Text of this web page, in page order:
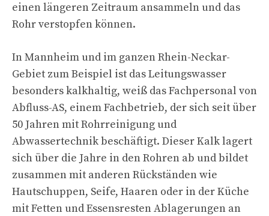
einen längeren Zeitraum ansammeln und das
Rohr verstopfen können.
In Mannheim und im ganzen Rhein-Neckar-
Gebiet zum Beispiel ist das Leitungswasser
besonders kalkhaltig, weiß das Fachpersonal von
Abfluss-AS, einem Fachbetrieb, der sich seit über
50 Jahren mit Rohrreinigung und
Abwassertechnik beschäftigt. Dieser Kalk lagert
sich über die Jahre in den Rohren ab und bildet
zusammen mit anderen Rückständen wie
Hautschuppen, Seife, Haaren oder in der Küche
mit Fetten und Essensresten Ablagerungen an